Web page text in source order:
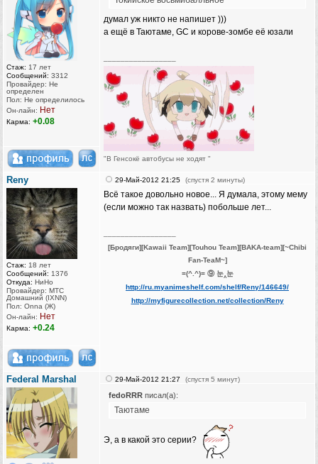
Стаж: 17 лет
Сообщений: 3312
Провайдер: Не
определен
Пол: Не определилось
Он-лайн: Нет
Карма: +0.08
думал уж никто не напишет )))
а ещё в Таютаме, GC и корове-зомбе её юзали
"В Генсокё автобусы не ходят "
Reny
Стаж: 18 лет
Сообщений: 1376
Откуда: НиНо
Провайдер: МТС
Домашний (IXNN)
Пол: Onna (Ж)
Он-лайн: Нет
Карма: +0.24
29-Май-2012 21:25 (спустя 2 минуты)
Всё такое довольно новое... Я думала, этому мему
(если можно так назвать) побольше лет...
[Бродяги][Kawaii Team][Touhou Team][BAKA-team][~Chibi
Fan-TeaM~]
=(^.^)= ⑨ 눈‸눈
http://ru.myanimeshelf.com/shelf/Reny/146649/
http://myfigurecollection.net/collection/Reny
Federal Marshal 29-Май-2012 21:27 (спустя 5 минут)
fedoRRR писал(а):
Таютаме
Э, а в какой это серии?